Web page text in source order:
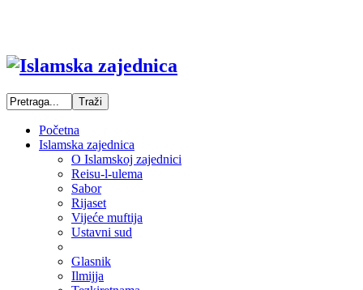
Početna
Islamska zajednica
O Islamskoj zajednici
Reisu-l-ulema
Sabor
Rijaset
Vijeće muftija
Ustavni sud
Glasnik
Ilmijja